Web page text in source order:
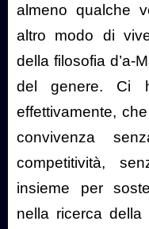
almeno qualche
altro modo di
della filosofia d’a-
del genere. Ci
effettivamente,
convivenza
competitività,
insieme per
nella ricerca